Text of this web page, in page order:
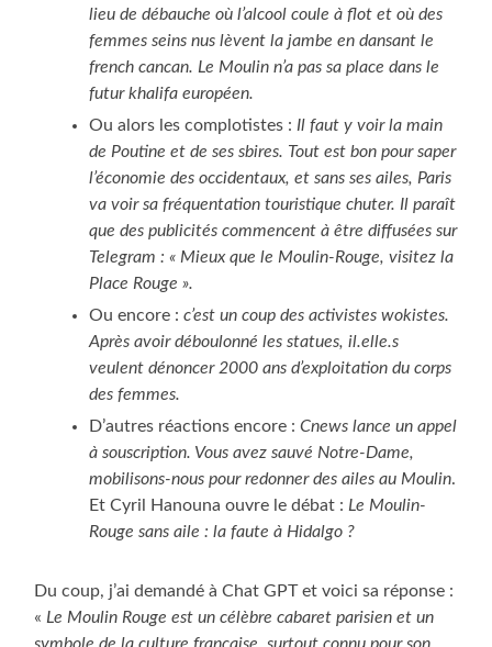
lieu de débauche où l’alcool coule à flot et où des
femmes seins nus lèvent la jambe en dansant le
french cancan. Le Moulin n’a pas sa place dans le
futur khalifa européen.
Ou alors les complotistes : Il faut y voir la main
de Poutine et de ses sbires. Tout est bon pour saper
l’économie des occidentaux, et sans ses ailes, Paris
va voir sa fréquentation touristique chuter. Il paraît
que des publicités commencent à être diffusées sur
Telegram : « Mieux que le Moulin-Rouge, visitez la
Place Rouge ».
Ou encore :c’est un coup des activistes wokistes.
Après avoir déboulonné les statues, il.elle.s
veulent dénoncer 2000 ans d’exploitation du corps
des femmes.
D’autres réactions encore :Cnews lance un appel
à souscription. Vous avez sauvé Notre-Dame,
mobilisons-nous pour redonner des ailes au Moulin.
Et Cyril Hanouna ouvre le débat : Le Moulin-
Rouge sans aile : la faute à Hidalgo ?
Du coup, j’ai demandé à Chat GPT et voici sa réponse :
« Le Moulin Rouge est un célèbre cabaret parisien et un
symbole de la culture française, surtout connu pour son